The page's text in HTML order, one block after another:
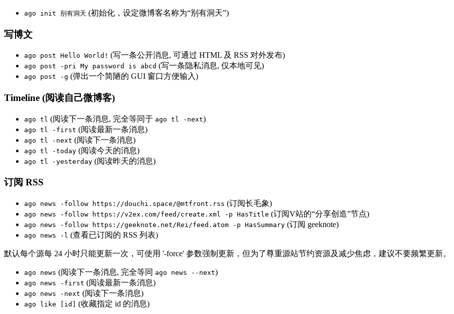
ago init 别有洞天 (初始化，设定微博客名称为“别有洞天”)
写博文
ago post Hello World! (写一条公开消息, 可通过 HTML 及 RSS 对外发布)
ago post -pri My password is abcd (写一条隐私消息, 仅本地可见)
ago post -g (弹出一个简陋的 GUI 窗口方便输入)
Timeline (阅读自己微博客)
ago tl (阅读下一条消息, 完全等同于 ago tl -next)
ago tl -first (阅读最新一条消息)
ago tl -next (阅读下一条消息)
ago tl -today (阅读今天的消息)
ago tl -yesterday (阅读昨天的消息)
订阅 RSS
ago news -follow https://douchi.space/@mtfront.rss (订阅长毛象)
ago news -follow https://v2ex.com/feed/create.xml -p HasTitle (订阅V站的“分享创造”节点)
ago news -follow https://geeknote.net/Rei/feed.atom -p HasSummary (订阅 geeknote)
ago news -l (查看已订阅的 RSS 列表)
默认每个源每 24 小时只能更新一次，可使用 '-force' 参数强制更新，但为了尊重源站节约资源及减少焦虑，建议不要频繁更新。
ago news (阅读下一条消息, 完全等同 ago news --next)
ago news -first (阅读最新一条消息)
ago news -next (阅读下一条消息)
ago like [id] (收藏指定 id 的消息)